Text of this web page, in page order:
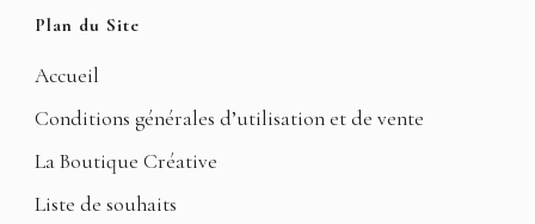
Plan du Site
Accueil
Conditions générales d’utilisation et de vente
La Boutique Créative
Liste de souhaits